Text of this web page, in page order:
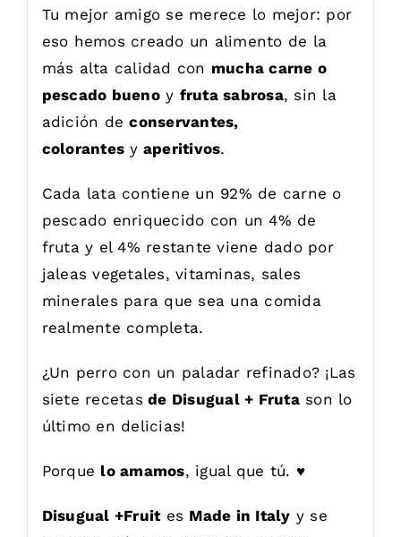
Tu mejor amigo se merece lo mejor: por
eso hemos creado un alimento de la
más alta calidad con mucha carne o
pescado buenoy fruta sabrosa, sin la
adición deconservantes,
colorantes y aperitivos.
Cada lata contiene un 92% de carne o
pescado enriquecido con un 4% de
fruta y el 4% restante viene dado por
jaleas vegetales, vitaminas, sales
minerales para que sea una comida
realmente completa.
¿Un perro con un paladar refinado? ¡Las
siete recetas de Disugual + Frutason lo
último en delicias!
Porque lo amamos, igual que tú. ♥
Disugual +Fruites Made in Italy y se